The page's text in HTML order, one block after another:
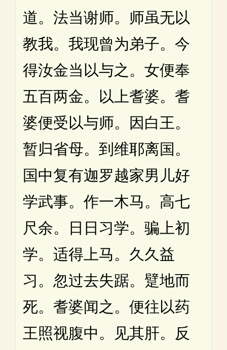
道。法当谢师。师虽无以
教我。我现曾为弟子。今
得汝金当以与之。女便奉
五百两金。以上耆婆。耆
婆便受以与师。因白王。
暂归省母。到维耶离国。
国中复有迦罗越家男儿好
学武事。作一木马。高七
尺余。日日习学。骗上初
学。适得上马。久久益
习。忽过去失踞。躄地而
死。耆婆闻之。便往以药
王照视腹中。见其肝。反